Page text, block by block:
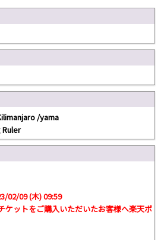
/yama
Ruler
02/09 (木) 09:59
ケットをご購入いただいたお客様へ楽天ポ